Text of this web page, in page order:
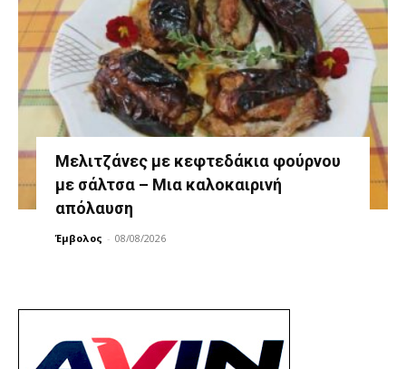
Μελιτζάνες με κεφτεδάκια φούρνου
με σάλτσα – Μια καλοκαιρινή
απόλαυση
Έμβολος - 08/08/2026